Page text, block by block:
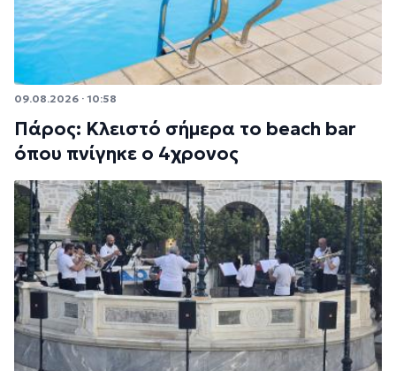
09.08.2026 · 10:58
Πάρος: Κλειστό σήμερα το beach bar
όπου πνίγηκε ο 4χρονος